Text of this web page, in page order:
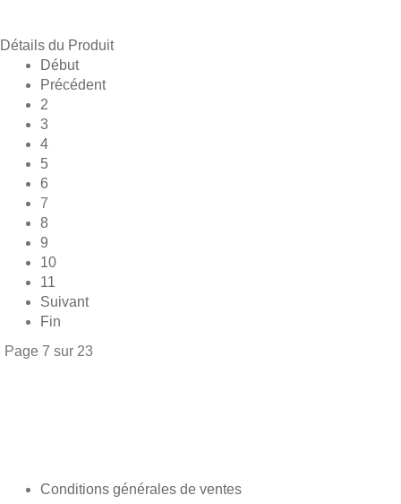
Détails du Produit
Début
Précédent
2
3
4
5
6
7
8
9
10
11
Suivant
Fin
Page 7 sur 23
Conditions générales de ventes